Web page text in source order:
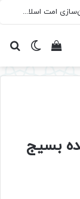
سروده‌ «اربعین»؛ روایت حماسه، استقامت و تمدن‌سازی امت اسلامی
تغییرمشاهده
بسیج